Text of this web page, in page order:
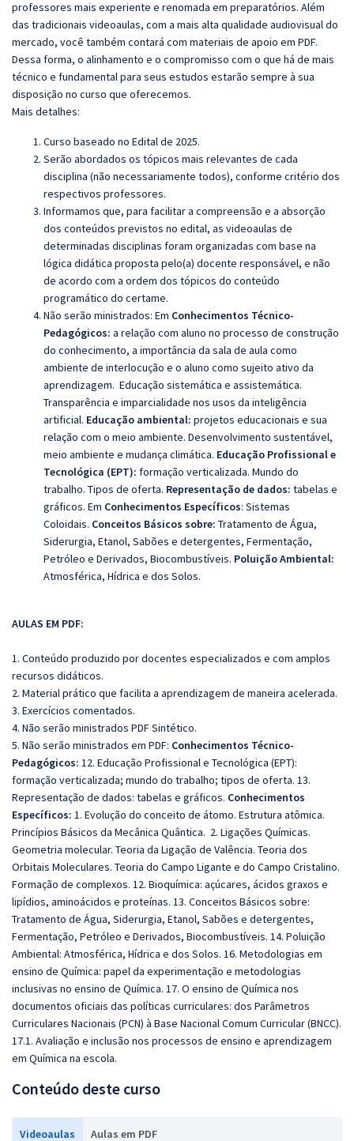
professores mais experiente e renomada em preparatórios. Além
das tradicionais videoaulas, com a mais alta qualidade audiovisual do
mercado, você também contará com materiais de apoio em PDF.
Dessa forma, o alinhamento e o compromisso com o que há de mais
técnico e fundamental para seus estudos estarão sempre à sua
disposição no curso que oferecemos.
Mais detalhes:
Curso baseado no Edital de 2025.
Serão abordados os tópicos mais relevantes de cada
disciplina (não necessariamente todos), conforme critério dos
respectivos professores.
Informamos que, para facilitar a compreensão e a absorção
dos conteúdos previstos no edital, as videoaulas de
determinadas disciplinas foram organizadas com base na
lógica didática proposta pelo(a) docente responsável, e não
de acordo com a ordem dos tópicos do conteúdo
programático do certame.
Não serão ministrados: Em Conhecimentos Técnico-
Pedagógicos: a relação com aluno no processo de construção
do conhecimento, a importância da sala de aula como
ambiente de interlocução e o aluno como sujeito ativo da
aprendizagem. Educação sistemática e assistemática.
Transparência e imparcialidade nos usos da inteligência
artificial. Educação ambiental: projetos educacionais e sua
relação com o meio ambiente. Desenvolvimento sustentável,
meio ambiente e mudança climática. Educação Profissional e
Tecnológica (EPT): formação verticalizada. Mundo do
trabalho. Tipos de oferta. Representação de dados: tabelas e
gráficos. Em Conhecimentos Específicos: Sistemas
Coloidais. Conceitos Básicos sobre: Tratamento de Água,
Siderurgia, Etanol, Sabões e detergentes, Fermentação,
Petróleo e Derivados, Biocombustíveis. Poluição Ambiental:
Atmosférica, Hídrica e dos Solos.
AULAS EM PDF:
1. Conteúdo produzido por docentes especializados e com amplos
recursos didáticos.
2. Material prático que facilita a aprendizagem de maneira acelerada.
3. Exercícios comentados.
4. Não serão ministrados PDF Sintético.
5. Não serão ministrados em PDF: Conhecimentos Técnico-
Pedagógicos: 12. Educação Profissional e Tecnológica (EPT):
formação verticalizada; mundo do trabalho; tipos de oferta. 13.
Representação de dados: tabelas e gráficos. Conhecimentos
Específicos: 1. Evolução do conceito de átomo. Estrutura atômica.
Princípios Básicos da Mecânica Quântica. 2. Ligações Químicas.
Geometria molecular. Teoria da Ligação de Valência. Teoria dos
Orbitais Moleculares. Teoria do Campo Ligante e do Campo Cristalino.
Formação de complexos. 12. Bioquímica: açúcares, ácidos graxos e
lipídios, aminoácidos e proteínas. 13. Conceitos Básicos sobre:
Tratamento de Água, Siderurgia, Etanol, Sabões e detergentes,
Fermentação, Petróleo e Derivados, Biocombustíveis. 14. Poluição
Ambiental: Atmosférica, Hídrica e dos Solos. 16. Metodologias em
ensino de Química: papel da experimentação e metodologias
inclusivas no ensino de Química. 17. O ensino de Química nos
documentos oficiais das políticas curriculares: dos Parâmetros
Curriculares Nacionais (PCN) à Base Nacional Comum Curricular (BNCC).
17.1. Avaliação e inclusão nos processos de ensino e aprendizagem
em Química na escola.
Conteúdo deste curso
Videoaulas Aulas em PDF